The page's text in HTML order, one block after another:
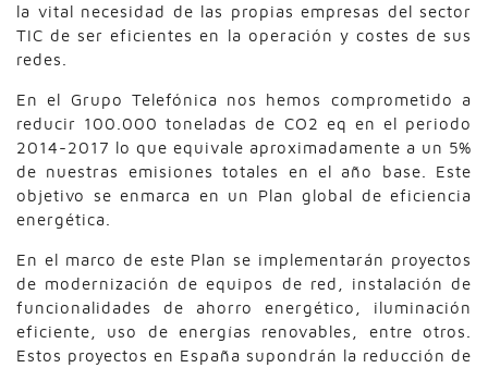
la vital necesidad de las propias empresas del sector
TIC de ser eficientes en la operación y costes de sus
redes.
En el Grupo Telefónica nos hemos comprometido a
reducir 100.000 toneladas de CO2 eq en el periodo
2014-2017 lo que equivale aproximadamente a un 5%
de nuestras emisiones totales en el año base. Este
objetivo se enmarca en un Plan global de eficiencia
energética.
En el marco de este Plan se implementarán proyectos
de modernización de equipos de red, instalación de
funcionalidades de ahorro energético, iluminación
eficiente, uso de energías renovables, entre otros.
Estos proyectos en España supondrán la reducción de